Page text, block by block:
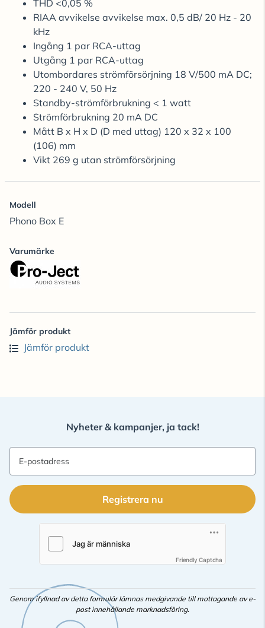
THD <0,05 %
RIAA avvikelse avvikelse max. 0,5 dB/ 20 Hz - 20
kHz
Ingång 1 par RCA-uttag
Utgång 1 par RCA-uttag
Utombordares strömförsörjning 18 V/500 mA DC;
220 - 240 V, 50 Hz
Standby-strömförbrukning < 1 watt
Strömförbrukning 20 mA DC
Mått B x H x D (D med uttag) 120 x 32 x 100
(106) mm
Vikt 269 g utan strömförsörjning
Modell
Phono Box E
Varumärke
Jämför produkt
Jämför produkt
Nyheter & kampanjer, ja tack!
E-postadress
Registrera nu
Friendly Captcha
Genom ifyllnad av detta formulär lämnas medgivande till mottagande av e-
post innehållande marknadsföring.